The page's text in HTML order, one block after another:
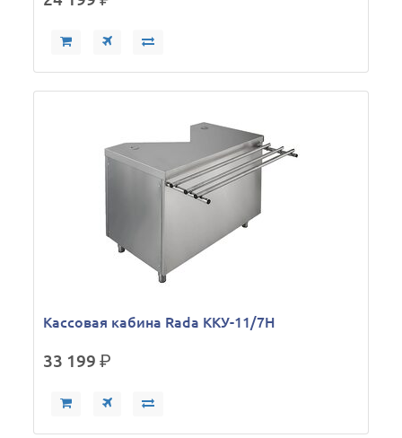
Кассовая кабина Rada ККУ-11/7Н
33 199р.